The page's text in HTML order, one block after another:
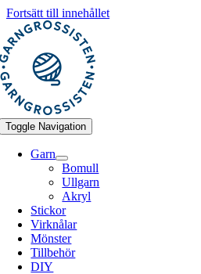
Fortsätt till innehållet
Toggle Navigation
Garn
Bomull
Ullgarn
Akryl
Stickor
Virknålar
Mönster
Tillbehör
DIY